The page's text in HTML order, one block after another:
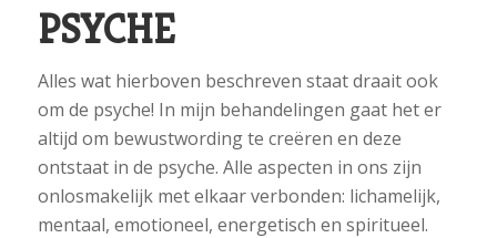
PSYCHE
Alles wat hierboven beschreven staat draait ook
om de psyche! In mijn behandelingen gaat het er
altijd om bewustwording te creëren en deze
ontstaat in de psyche. Alle aspecten in ons zijn
onlosmakelijk met elkaar verbonden: lichamelijk,
mentaal, emotioneel, energetisch en spiritueel.